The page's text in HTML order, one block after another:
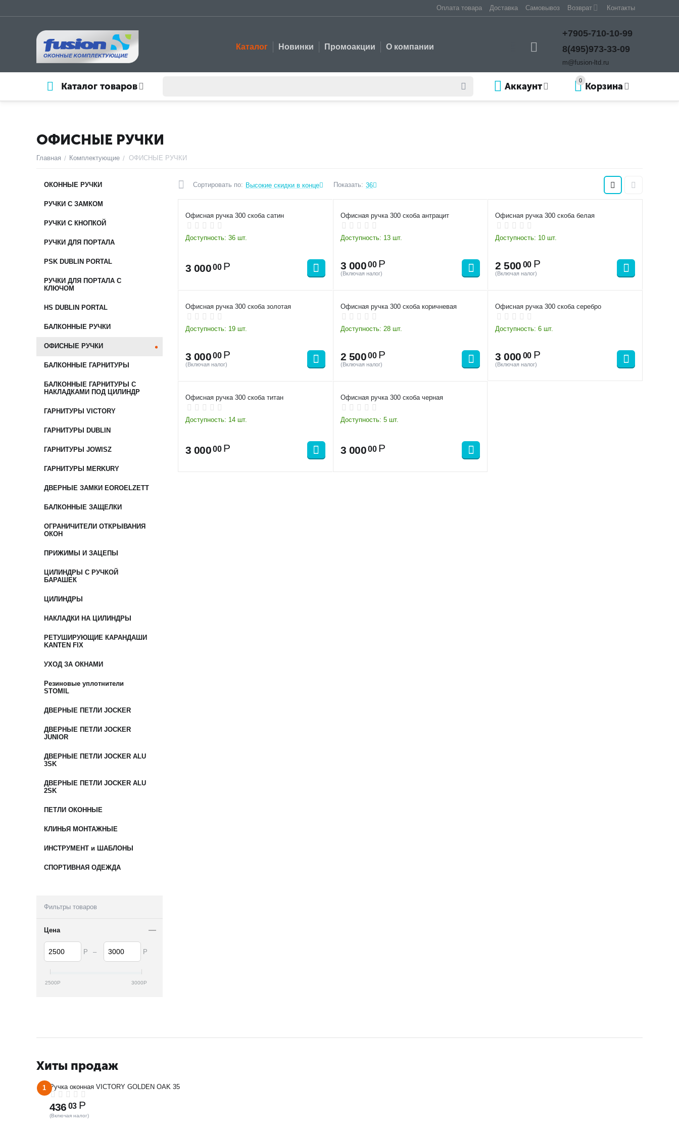
Оплата товара Доставка Самовывоз Возврат Контакты
Каталог Новинки Промоакции О компании
+7905-710-10-99
8(495)973-33-09
m@fusion-ltd.ru
Каталог товаров
0
Корзина
Аккаунт
ОФИСНЫЕ РУЧКИ
Главная / Комплектующие / ОФИСНЫЕ РУЧКИ
Сортировать по: Высокие скидки в конце Показать: 36
Офисная ручка 300 скоба сатин
Доступность: 36 шт.
3 00000 Р
Офисная ручка 300 скоба антрацит
Доступность: 13 шт.
3 00000 Р
(Включая налог)
Офисная ручка 300 скоба белая
Доступность: 10 шт.
2 500 00 Р
(Включая налог)
Офисная ручка 300 скоба золотая
Доступность: 19 шт.
3 00000 Р
(Включая налог)
Офисная ручка 300 скоба коричневая
Доступность: 28 шт.
2 50000 Р
(Включая налог)
Офисная ручка 300 скоба серебро
Доступность: 6 шт.
3 000 00 Р
(Включая налог)
Офисная ручка 300 скоба титан
Доступность: 14 шт.
3 00000 Р
Офисная ручка 300 скоба черная
Доступность: 5 шт.
3 00000 Р
ОКОННЫЕ РУЧКИ
РУЧКИ С ЗАМКОМ
РУЧКИ С КНОПКОЙ
РУЧКИ ДЛЯ ПОРТАЛА
PSK DUBLIN PORTAL
РУЧКИ ДЛЯ ПОРТАЛА С
КЛЮЧОМ
HS DUBLIN PORTAL
БАЛКОННЫЕ РУЧКИ
ОФИСНЫЕ РУЧКИ
БАЛКОННЫЕ ГАРНИТУРЫ
БАЛКОННЫЕ ГАРНИТУРЫ С
НАКЛАДКАМИ ПОД ЦИЛИНДР
ГАРНИТУРЫ VICTORY
ГАРНИТУРЫ DUBLIN
ГАРНИТУРЫ JOWISZ
ГАРНИТУРЫ MERKURY
ДВЕРНЫЕ ЗАМКИ EOROELZETT
БАЛКОННЫЕ ЗАЩЕЛКИ
ОГРАНИЧИТЕЛИ ОТКРЫВАНИЯ
ОКОН
ПРИЖИМЫ И ЗАЦЕПЫ
ЦИЛИНДРЫ С РУЧКОЙ
БАРАШЕК
ЦИЛИНДРЫ
НАКЛАДКИ НА ЦИЛИНДРЫ
РЕТУШИРУЮЩИЕ КАРАНДАШИ
KANTEN FIX
УХОД ЗА ОКНАМИ
Резиновые уплотнители
STOMIL
ДВЕРНЫЕ ПЕТЛИ JOCKER
ДВЕРНЫЕ ПЕТЛИ JOCKER
JUNIOR
ДВЕРНЫЕ ПЕТЛИ JOCKER ALU
3SK
ДВЕРНЫЕ ПЕТЛИ JOCKER ALU
2SK
ПЕТЛИ ОКОННЫЕ
КЛИНЬЯ МОНТАЖНЫЕ
ИНСТРУМЕНТ и ШАБЛОНЫ
СПОРТИВНАЯ ОДЕЖДА
Фильтры товаров
Цена
Р – Р
2500Р 3000Р
Хиты продаж
1 Ручка оконная VICTORY GOLDEN OAK 35
436 03 Р
(Включая налог)